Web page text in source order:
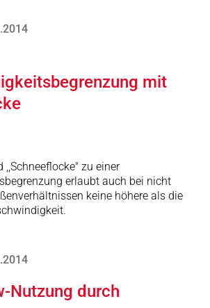
mit
,,Schneeflocke" zu einer
erlaubt auch bei nicht
keine höhere als die
Nutzung durch